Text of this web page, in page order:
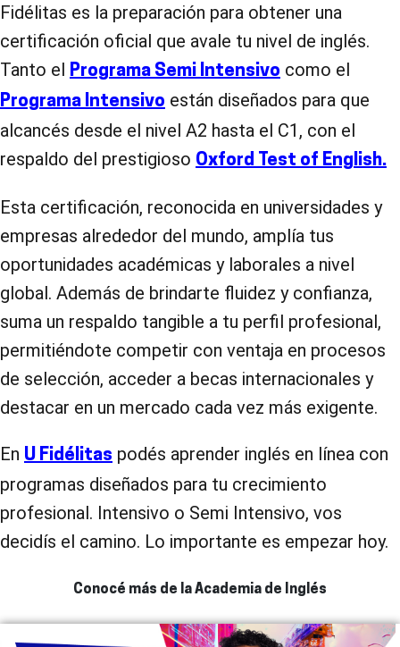
Fidélitas es la preparación para obtener una
certificación oficial que avale tu nivel de inglés.
Tanto el Programa Semi Intensivo como el
Programa Intensivo están diseñados para que
alcancés desde el nivel A2 hasta el C1, con el
respaldo del prestigioso Oxford Test of English.
Esta certificación, reconocida en universidades y
empresas alrededor del mundo, amplía tus
oportunidades académicas y laborales a nivel
global. Además de brindarte fluidez y confianza,
suma un respaldo tangible a tu perfil profesional,
permitiéndote competir con ventaja en procesos
de selección, acceder a becas internacionales y
destacar en un mercado cada vez más exigente.
En U Fidélitas podés aprender inglés en línea con
programas diseñados para tu crecimiento
profesional. Intensivo o Semi Intensivo, vos
decidís el camino. Lo importante es empezar hoy.
Conocé más de la Academia de Inglés